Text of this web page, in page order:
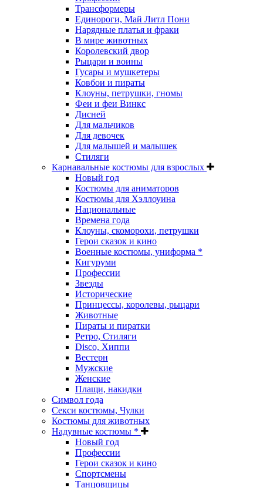
Трансформеры
Единороги, Май Литл Пони
Нарядные платья и фраки
В мире животных
Королевский двор
Рыцари и воины
Гусары и мушкетеры
Ковбои и пираты
Клоуны, петрушки, гномы
Феи и феи Винкс
Дисней
Для мальчиков
Для девочек
Для малышей и малышек
Стиляги
Карнавальные костюмы для взрослых
Новый год
Костюмы для аниматоров
Костюмы для Хэллоуина
Национальные
Времена года
Клоуны, скоморохи, петрушки
Герои сказок и кино
Военные костюмы, униформа *
Кигуруми
Профессии
Звезды
Исторические
Принцессы, королевы, рыцари
Животные
Пираты и пиратки
Ретро, Стиляги
Disco, Хиппи
Вестерн
Мужские
Женские
Плащи, накидки
Символ года
Секси костюмы, Чулки
Костюмы для животных
Надувные костюмы *
Новый год
Профессии
Герои сказок и кино
Спортсмены
Танцовщицы